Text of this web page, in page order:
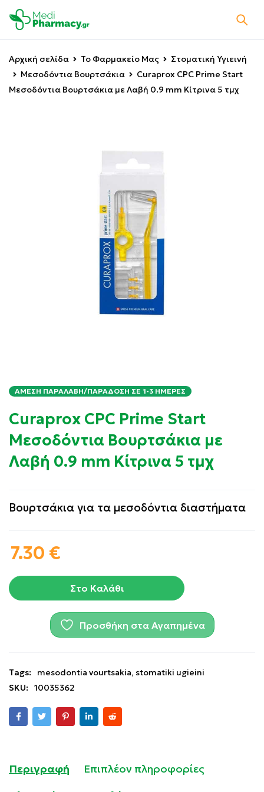
Αρχική σελίδα Το Φαρμακείο Μας
Στοματική Υγιεινή
Μεσοδόντια Βουρτσάκια
Curaprox CPC Prime Start
Μεσοδόντια Βουρτσάκια με Λαβή 0.9 mm Κίτρινα 5 τμχ
ΆΜΕΣΗ ΠΑΡΑΛΑΒΉ/ΠΑΡΆΔΟΣΗ ΣΕ 1-3 ΗΜΈΡΕΣ
Curaprox CPC Prime Start
Μεσοδόντια Βουρτσάκια με
Λαβή 0.9 mm Κίτρινα 5 τμχ
Βουρτσάκια για τα μεσοδόντια διαστήματα
7.30 €
Στο Καλάθι
Προσθήκη στα Αγαπημένα
Tags: mesodontia vourtsakia, stomatiki ugieini
SKU:
10035362
Περιγραφή
Επιπλέον πληροφορίες